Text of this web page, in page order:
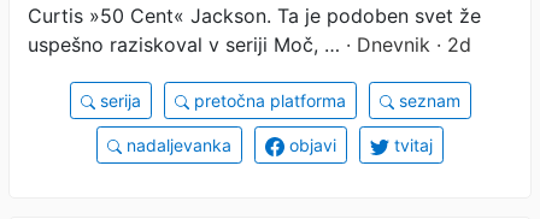
Curtis »50 Cent« Jackson. Ta je podoben svet že
uspešno raziskoval v seriji Moč, … · Dnevnik · 2d
serija pretočna platforma seznam
nadaljevanka objavi tvitaj